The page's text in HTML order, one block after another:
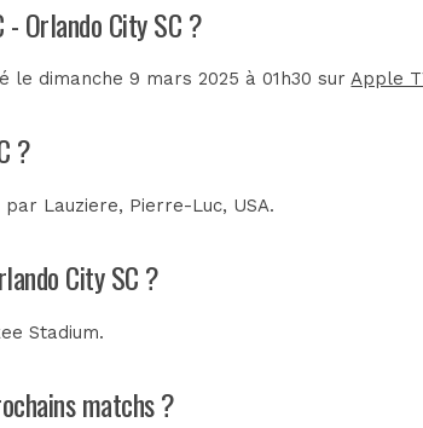
Orlando City SC ?
le dimanche 9 mars 2025 à 01h30 surApple
?
par Lauziere, Pierre-Luc, USA.
City SC ?
Stadium.
matchs ?